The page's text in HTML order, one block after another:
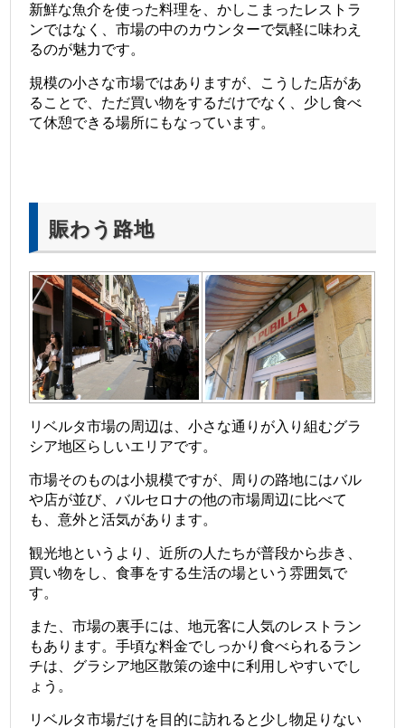
新鮮な魚介を使った料理を、かしこまったレストラ
ンではなく、市場の中のカウンターで気軽に味わえ
るのが魅力です。
規模の小さな市場ではありますが、こうした店があ
ることで、ただ買い物をするだけでなく、少し食べ
て休憩できる場所にもなっています。
賑わう路地
リベルタ市場の周辺は、小さな通りが入り組むグラ
シア地区らしいエリアです。
市場そのものは小規模ですが、周りの路地にはバル
や店が並び、バルセロナの他の市場周辺に比べて
も、意外と活気があります。
観光地というより、近所の人たちが普段から歩き、
買い物をし、食事をする生活の場という雰囲気で
す。
また、市場の裏手には、地元客に人気のレストラン
もあります。手頃な料金でしっかり食べられるラン
チは、グラシア地区散策の途中に利用しやすいでし
ょう。
リベルタ市場だけを目的に訪れると少し物足りない